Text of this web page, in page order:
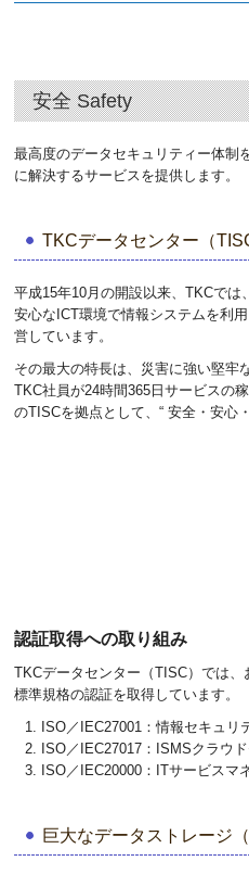
安全 Safety
最高度のデータセキュリティー体制
に解決するサービスを提供します。
TKCデータセンター（
平成15年10月の開設以来、TKCで
安心なICT環境で情報システムを利
営しています。
その最大の特長は、災害に強い堅牢
TKC社員が24時間365日サービスの
のTISCを拠点として、“ 安全・安心
認証取得への取り組み
TKCデータセンター（TISC）では
標準規格の認証を取得しています。
ISO／IEC27001：情報セキュ
ISO／IEC27017：ISMSクラウ
ISO／IEC20000：ITサービスマ
巨大なデータストレージ